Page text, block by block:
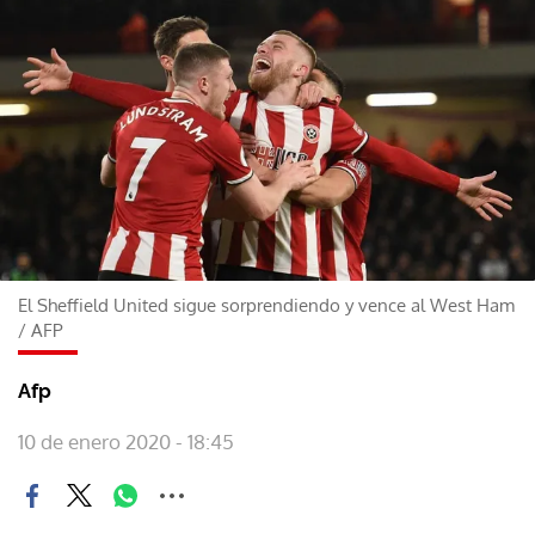
El Sheffield United sigue sorprendiendo y vence al West Ham
/ AFP
Afp
10 de enero 2020 - 18:45